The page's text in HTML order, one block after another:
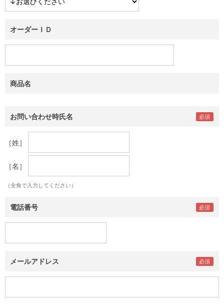
オーダーＩＤ
商品名
お問い合わせ時氏名
［姓］
［名］
（全角で入力してください）
電話番号
メールアドレス